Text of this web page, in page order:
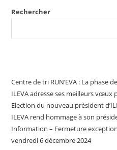
Rechercher
Centre de tri RUN’EVA : La phase
ILEVA adresse ses meilleurs vœux
Election du nouveau président
ILEVA rend hommage à son
Information – Fermeture
vendredi 6 décembre 2024